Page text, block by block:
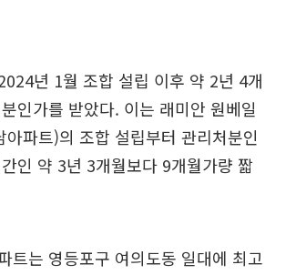
년 1월 조합 설립 이후 약 2년 4개
인가를 받았다. 이는 래미안 원베일
아파트)의 조합 설립부터 관리처분인
인 약 3년 3개월보다 9개월가량 짧
트는 영등포구 여의도동 일대에 최고